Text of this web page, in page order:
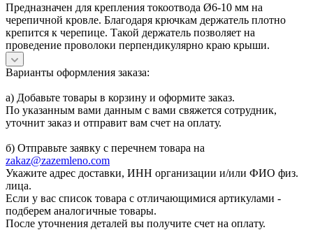
Предназначен для крепления токоотвода Ø6-10 мм на
черепичной кровле. Благодаря крючкам держатель плотно
крепится к черепице. Такой держатель позволяет на
проведение проволоки перпендикулярно краю крыши.
Варианты оформления заказа:
а) Добавьте товары в корзину и оформите заказ.
По указанным вами данным с вами свяжется сотрудник,
уточнит заказ и отправит вам счет на оплату.
б) Отправьте заявку с перечнем товара на
zakaz@zazemleno.com
Укажите адрес доставки, ИНН организации и/или ФИО физ.
лица.
Если у вас список товара с отличающимися артикулами -
подберем аналогичные товары.
После уточнения деталей вы получите счет на оплату.